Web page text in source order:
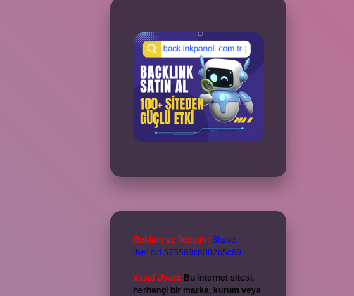
Reklam ve İletişim: Skype:
live:.cid.575569c608265c69
Yasal Uyarı: Bu internet sitesi,
herhangi bir marka, kurum veya